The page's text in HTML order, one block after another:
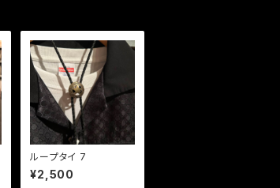
ループタイ 7
¥2,500